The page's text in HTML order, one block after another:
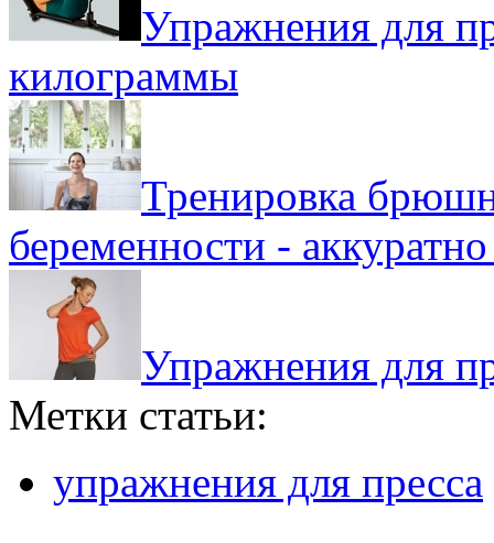
Упражнения для
килограммы
Тренировка
беременности -
Упражнения для
Метки статьи:
упражнения для пресса